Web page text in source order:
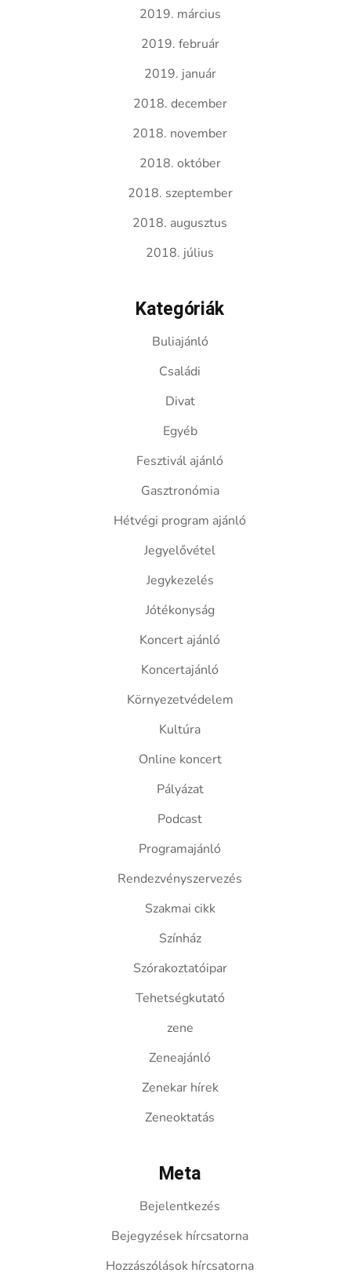
2019. március
2019. február
2019. január
2018. december
2018. november
2018. október
2018. szeptember
2018. augusztus
2018. július
Kategóriák
Buliajánló
Családi
Divat
Egyéb
Fesztivál ajánló
Gasztronómia
Hétvégi program ajánló
Jegyelővétel
Jegykezelés
Jótékonyság
Koncert ajánló
Koncertajánló
Környezetvédelem
Kultúra
Online koncert
Pályázat
Podcast
Programajánló
Rendezvényszervezés
Szakmai cikk
Színház
Szórakoztatóipar
Tehetségkutató
zene
Zeneajánló
Zenekar hírek
Zeneoktatás
Meta
Bejelentkezés
Bejegyzések hírcsatorna
Hozzászólások hírcsatorna